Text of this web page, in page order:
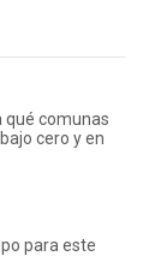
qué comunas
cero y en
para este